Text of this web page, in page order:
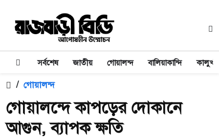
সর্বশেষ জাতীয় গোয়ালন্দ বালিয়াকান্দি
/ গোয়ালন্দ
গোয়ালন্দে কাপড়ের দোকানে
আগুন, ব্যাপক ক্ষতি